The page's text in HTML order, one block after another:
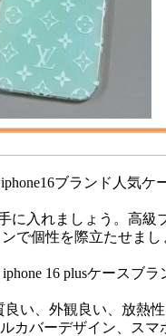
ブランド人気
に入れましょう。高
で個性を際立たせまし
16 plusケースブ
良い、外観良い、放
カバーデザイン、ス